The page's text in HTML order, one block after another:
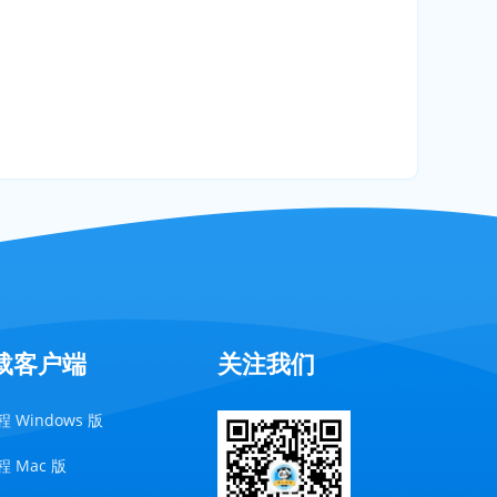
客户端
Windows 版
Mac 版
关注我们